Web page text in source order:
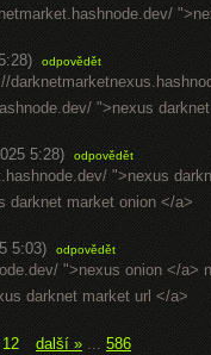
odpovědět
">nexus
5:28) odpovědět
">nexus
darknet market onion </a>
5:03) odpovědět
">nexus onion </a>
darknet market url </a>
12 další » ... 586